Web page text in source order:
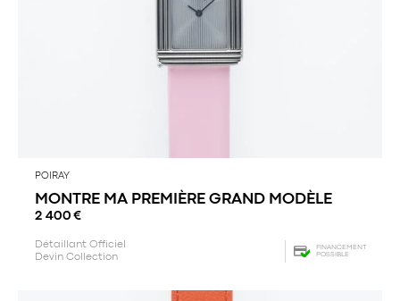
POIRAY
MONTRE MA PREMIÈRE GRAND MODÈLE
2 400 €
Détaillant Officiel
Devin Collection
FINANCEMENT
POSSIBLE